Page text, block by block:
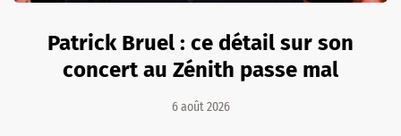
Patrick Bruel : ce détail sur son
concert au Zénith passe mal
6 août 2026